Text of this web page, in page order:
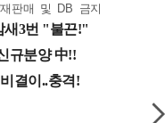
판매 및 DB 금지